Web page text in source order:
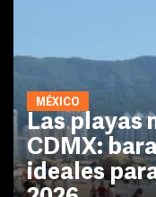
MÉXICO
Las playas
CDMX:
ideales